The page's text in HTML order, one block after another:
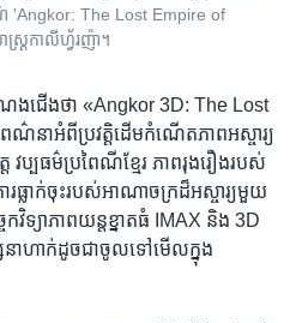
'Angkor: The Lost Empire of
ត្រកាលីហ្វ័រញ៉ា។
ងជើងថា «Angkor 3D: The Lost
នា​អំពី​ប្រវត្តិ​ដើម​កំណើត​ភាព​អស្ចារ្យ​
ត្ត វប្បធម៌​ប្រពៃណី​ខ្មែរ ភាព​រុង​រឿង​របស់​
ធ្លាក់ចុះរបស់​អាណាចក្រ​ដ៏​អស្ចារ្យ​មួយ​
វិទ្យាភាពយន្តខ្នាតធំ​ IMAX និង 3D
ា​ហាក់​ដូចជាចូល​ទៅ​មើល​ក្នុង​